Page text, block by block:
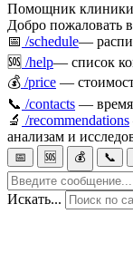
Помощник клиники
Добро пожаловать
📅 /schedule—
🆘 /help— список
💰 /price —
📞 /contacts — время
🔬 /recommendations
анализам и
📅 🆘 💰 📞
Искать...